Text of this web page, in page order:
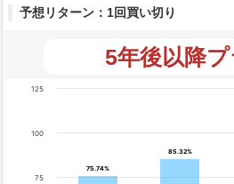
予想リターン：1回買い切り
5年後以降
75.74%
75.74%
85.32%
85.32%
75
100
125